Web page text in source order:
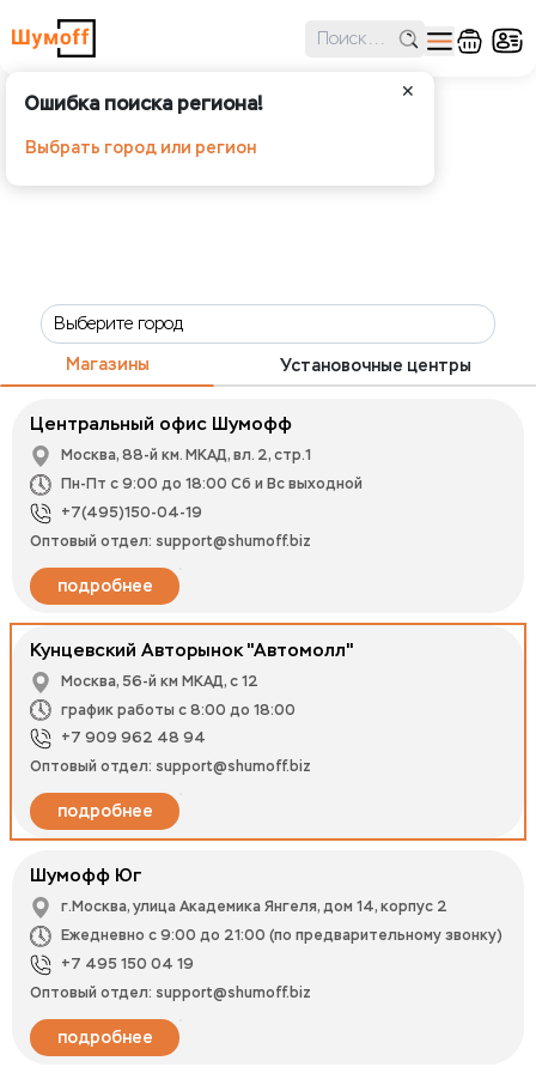
✕
Ошибка поиска региона!
Выбрать город или регион
Магазины Установочные центры
Центральный офис Шумофф
Москва, 88-й км. МКАД, вл. 2, стр.1
Пн-Пт с 9:00 до 18:00 Сб и Вс выходной
+7(495)150-04-19
Оптовый отдел: support@shumoff.biz
подробнее
Кунцевский Авторынок "Автомолл"
Москва, 56-й км МКАД, с 12
график работы с 8:00 до 18:00
+7 909 962 48 94
Оптовый отдел: support@shumoff.biz
подробнее
Шумофф Юг
г.Москва, улица Академика Янгеля, дом 14, корпус 2
Ежедневно с 9:00 до 21:00 (по предварительному звонку)
+7 495 150 04 19
Оптовый отдел: support@shumoff.biz
подробнее